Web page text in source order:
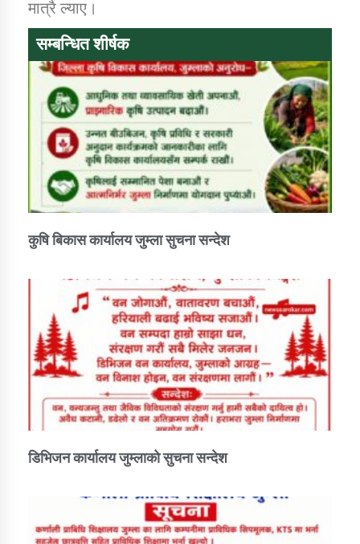
तातोपानी गाउँपालिका जुम्लाको सूचना
मात्रै ल्याए।
सम्बन्धित शीर्षक
कुषि बिकास कार्यालय जुम्ला सुचना सन्देश
डिभिजन कार्यालय जुम्लाको सुचना सन्देश